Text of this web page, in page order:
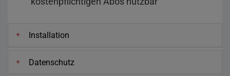
Installation
Datenschutz